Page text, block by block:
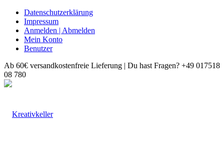
Datenschutzerklärung
Impressum
Anmelden | Abmelden
Mein Konto
Benutzer
Ab 60€ versandkostenfreie Lieferung | Du hast Fragen? +49 017518
08 780